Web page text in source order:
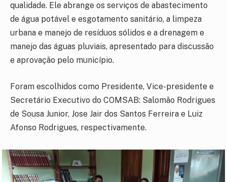
qualidade. Ele abrange os serviços de abastecimento
de água potável e esgotamento sanitário, a limpeza
urbana e manejo de resíduos sólidos e a drenagem e
manejo das águas pluviais, apresentado para discussão
e aprovação pelo município.
Foram escolhidos como Presidente, Vice-presidente e
Secretário Executivo do COMSAB: Salomão Rodrigues
de Sousa Junior, Jose Jair dos Santos Ferreira e Luiz
Afonso Rodrigues, respectivamente.